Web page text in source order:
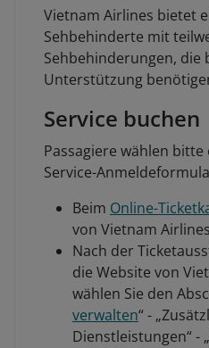
Vietnam Airlines bietet
Sehbehinderte mit
Sehbehinderungen, die
Unterstützung
Service buchen
Passagiere wählen
Service-
Beim Online-
von Vietnam
Nach der
die Website von
wählen Sie den
verwalten“ -
Dienstleistungen“ -